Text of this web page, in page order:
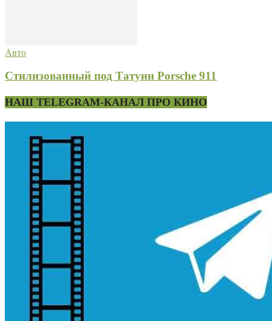
Авто
Стилизованный под Татуин Porsche 911
НАШ TELEGRAM-КАНАЛ ПРО КИНО